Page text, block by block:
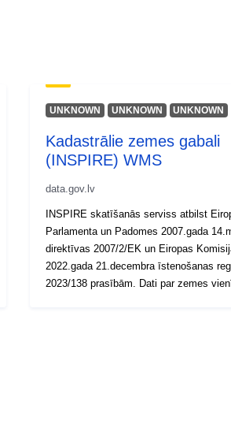
UNKNOWN UNKNOWN UNKNOWN
Kadastrālie zemes gabali
(INSPIRE) WMS
data.gov.lv
INSPIRE skatīšanās serviss atbilst
Parlamenta un Padomes 2007.gada
direktīvas 2007/2/EK un Eiropas
2022.gada 21.decembra īstenošanas
2023/138 prasībām. Dati par zemes